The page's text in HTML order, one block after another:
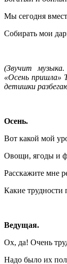
Мы сегодня
Собирать мои
(Звучит
«Осень пришла»
детишки
Осень.
Вот какой мой
Овощи, ягоды и
Расскажите мне
Какие трудности
Ведущая.
Ох, да! Очень
Надо было их